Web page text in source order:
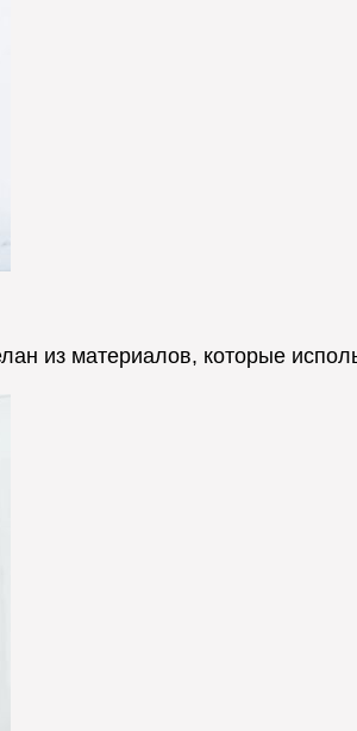
из материалов, которые